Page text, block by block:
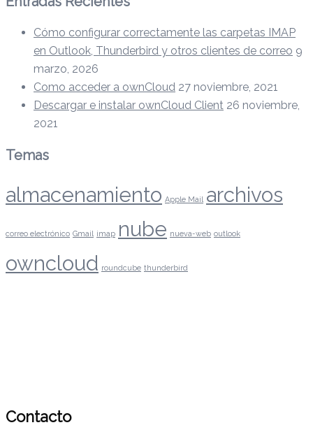
Cómo configurar correctamente las carpetas IMAP
en Outlook, Thunderbird y otros clientes de correo 9
marzo, 2026
Como acceder a ownCloud 27 noviembre, 2021
Descargar e instalar ownCloud Client 26 noviembre,
2021
Temas
almacenamiento Apple Mail archivos
correo electrónico Gmail imap nube nueva-web outlook
owncloud roundcube thunderbird
Contacto